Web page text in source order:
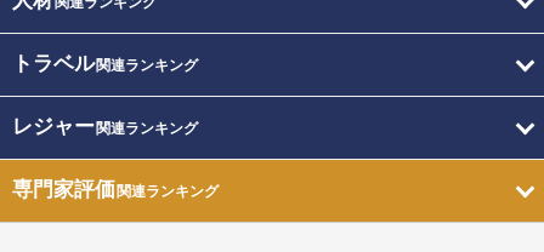
トラベル関連ランキング
レジャー関連ランキング
専門家評価関連ランキング